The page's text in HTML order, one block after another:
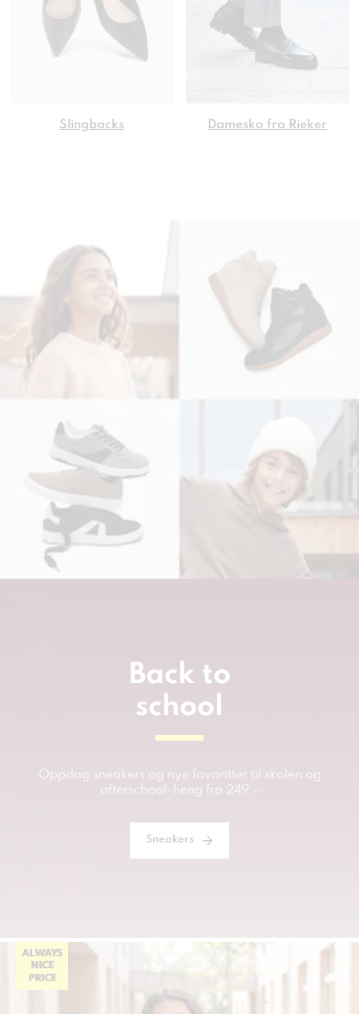
Slingbacks Damesko fra Rieker
Back to
school
Oppdag sneakers og nye favoritter til skolen og
afterschool-heng fra 249.-
Sneakers
ALWAYS
NICE
PRICE